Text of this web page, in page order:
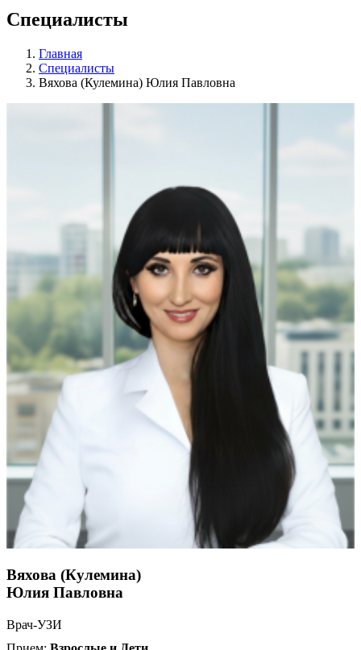
Специалисты
Главная
Специалисты
Вяхова (Кулемина) Юлия Павловна
Вяхова (Кулемина)
Юлия Павловна
Врач-УЗИ